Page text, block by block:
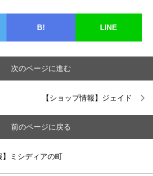
B! LINE
次のページに進む
【ショップ情報】ジェイド
前のページに戻る
】ミシディアの町